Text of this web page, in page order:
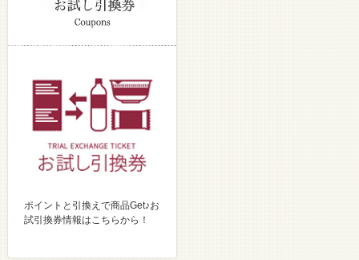
ポイントと引換えで商品Get♪お
試引換券情報はこちらから！